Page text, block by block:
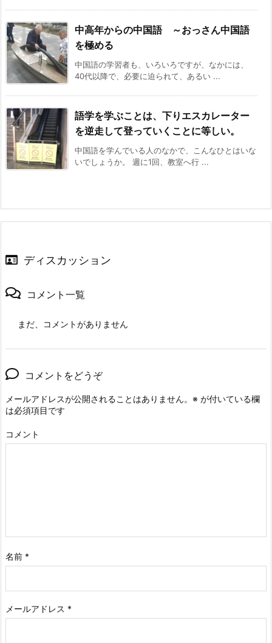
中高年からの中国語 ～おっさん中国語
を極める
中国語の学習者も、いろいろですが、なかには、
40代以降で、必要に迫られて、あるい ...
語学を学ぶことは、下りエスカレーター
を逆走して登っていくことに等しい。
中国語を学んでいる人のなかで、こんなひとはいな
いでしょうか。 週に1回、教室へ行 ...
ディスカッション
コメント一覧
まだ、コメントがありません
コメントをどうぞ
メールアドレスが公開されることはありません。 ※ が付いている欄
は必須項目です
コメント
名前 *
メールアドレス *